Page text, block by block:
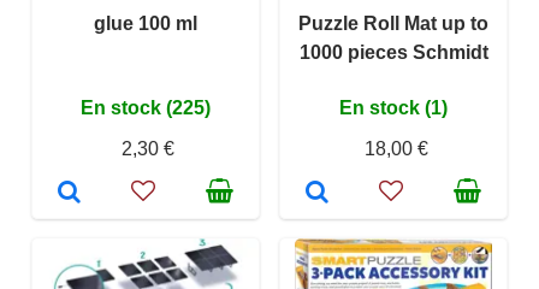
glue 100 ml
En stock (225)
2,30 €
Puzzle Roll Mat up to
1000 pieces Schmidt
En stock (1)
18,00 €